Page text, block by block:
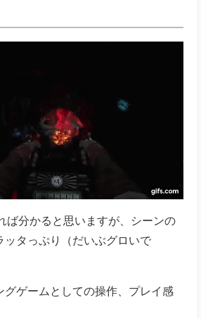
ば分かると思いますが、シーンの
ッタっぷり（だいぶグロいで
グゲームとしての操作、プレイ感